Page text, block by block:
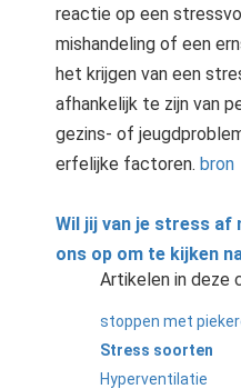
reactie op een
mishandeling of een
het krijgen van een
afhankelijk te zijn van
gezins- of
erfelijke factoren. bron
Wil jij van je stress af
ons op om te kijken
Artikelen in deze
stoppen met
Stress soorten
Hyperventilatie